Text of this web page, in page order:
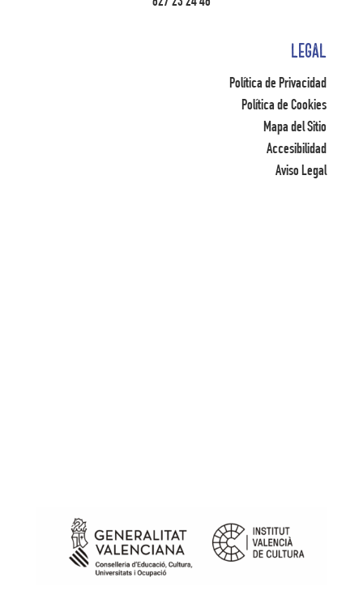
LEGAL
Política de Privacidad
Política de Cookies
Mapa del Sitio
Accesibilidad
Aviso Legal